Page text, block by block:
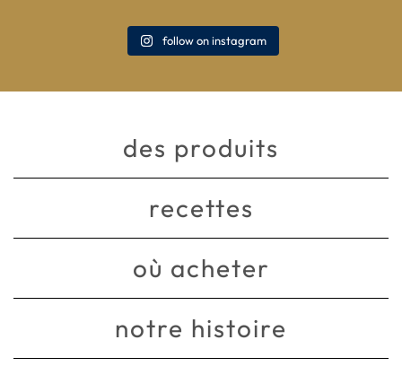
follow on instagram
des produits
recettes
où acheter
notre histoire